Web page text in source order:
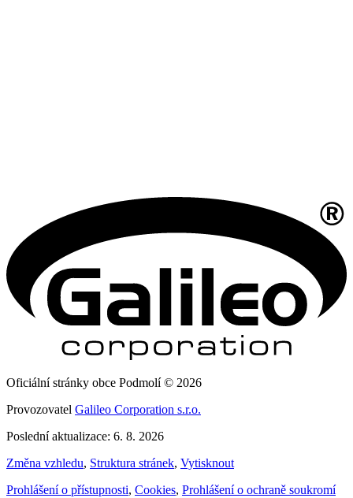
Oficiální stránky obce Podmolí © 2026
Provozovatel Galileo Corporation s.r.o.
Poslední aktualizace: 6. 8. 2026
Změna vzhledu, Struktura stránek, Vytisknout
Prohlášení o přístupnosti, Cookies, Prohlášení o ochraně soukromí